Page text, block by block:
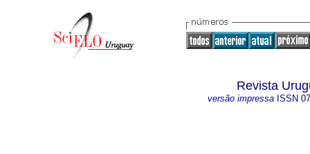
Revista
versão impressa ISSN